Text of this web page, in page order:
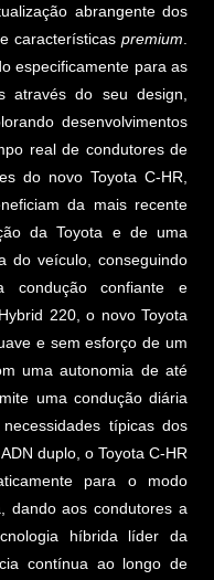
abrangente dos
características premium
especificamente para as
através do seu design,
desenvolvimentos
real de condutores de
do novo Toyota C-HR,
da mais recente
da Toyota e de uma
do veículo, conseguindo
condução confiante e
220, o novo Toyota
e sem esforço de um
uma autonomia de até
uma condução diária
típicas dos
duplo, o Toyota C-HR
para o modo
dando aos condutores a
híbrida líder da
contínua ao longo de